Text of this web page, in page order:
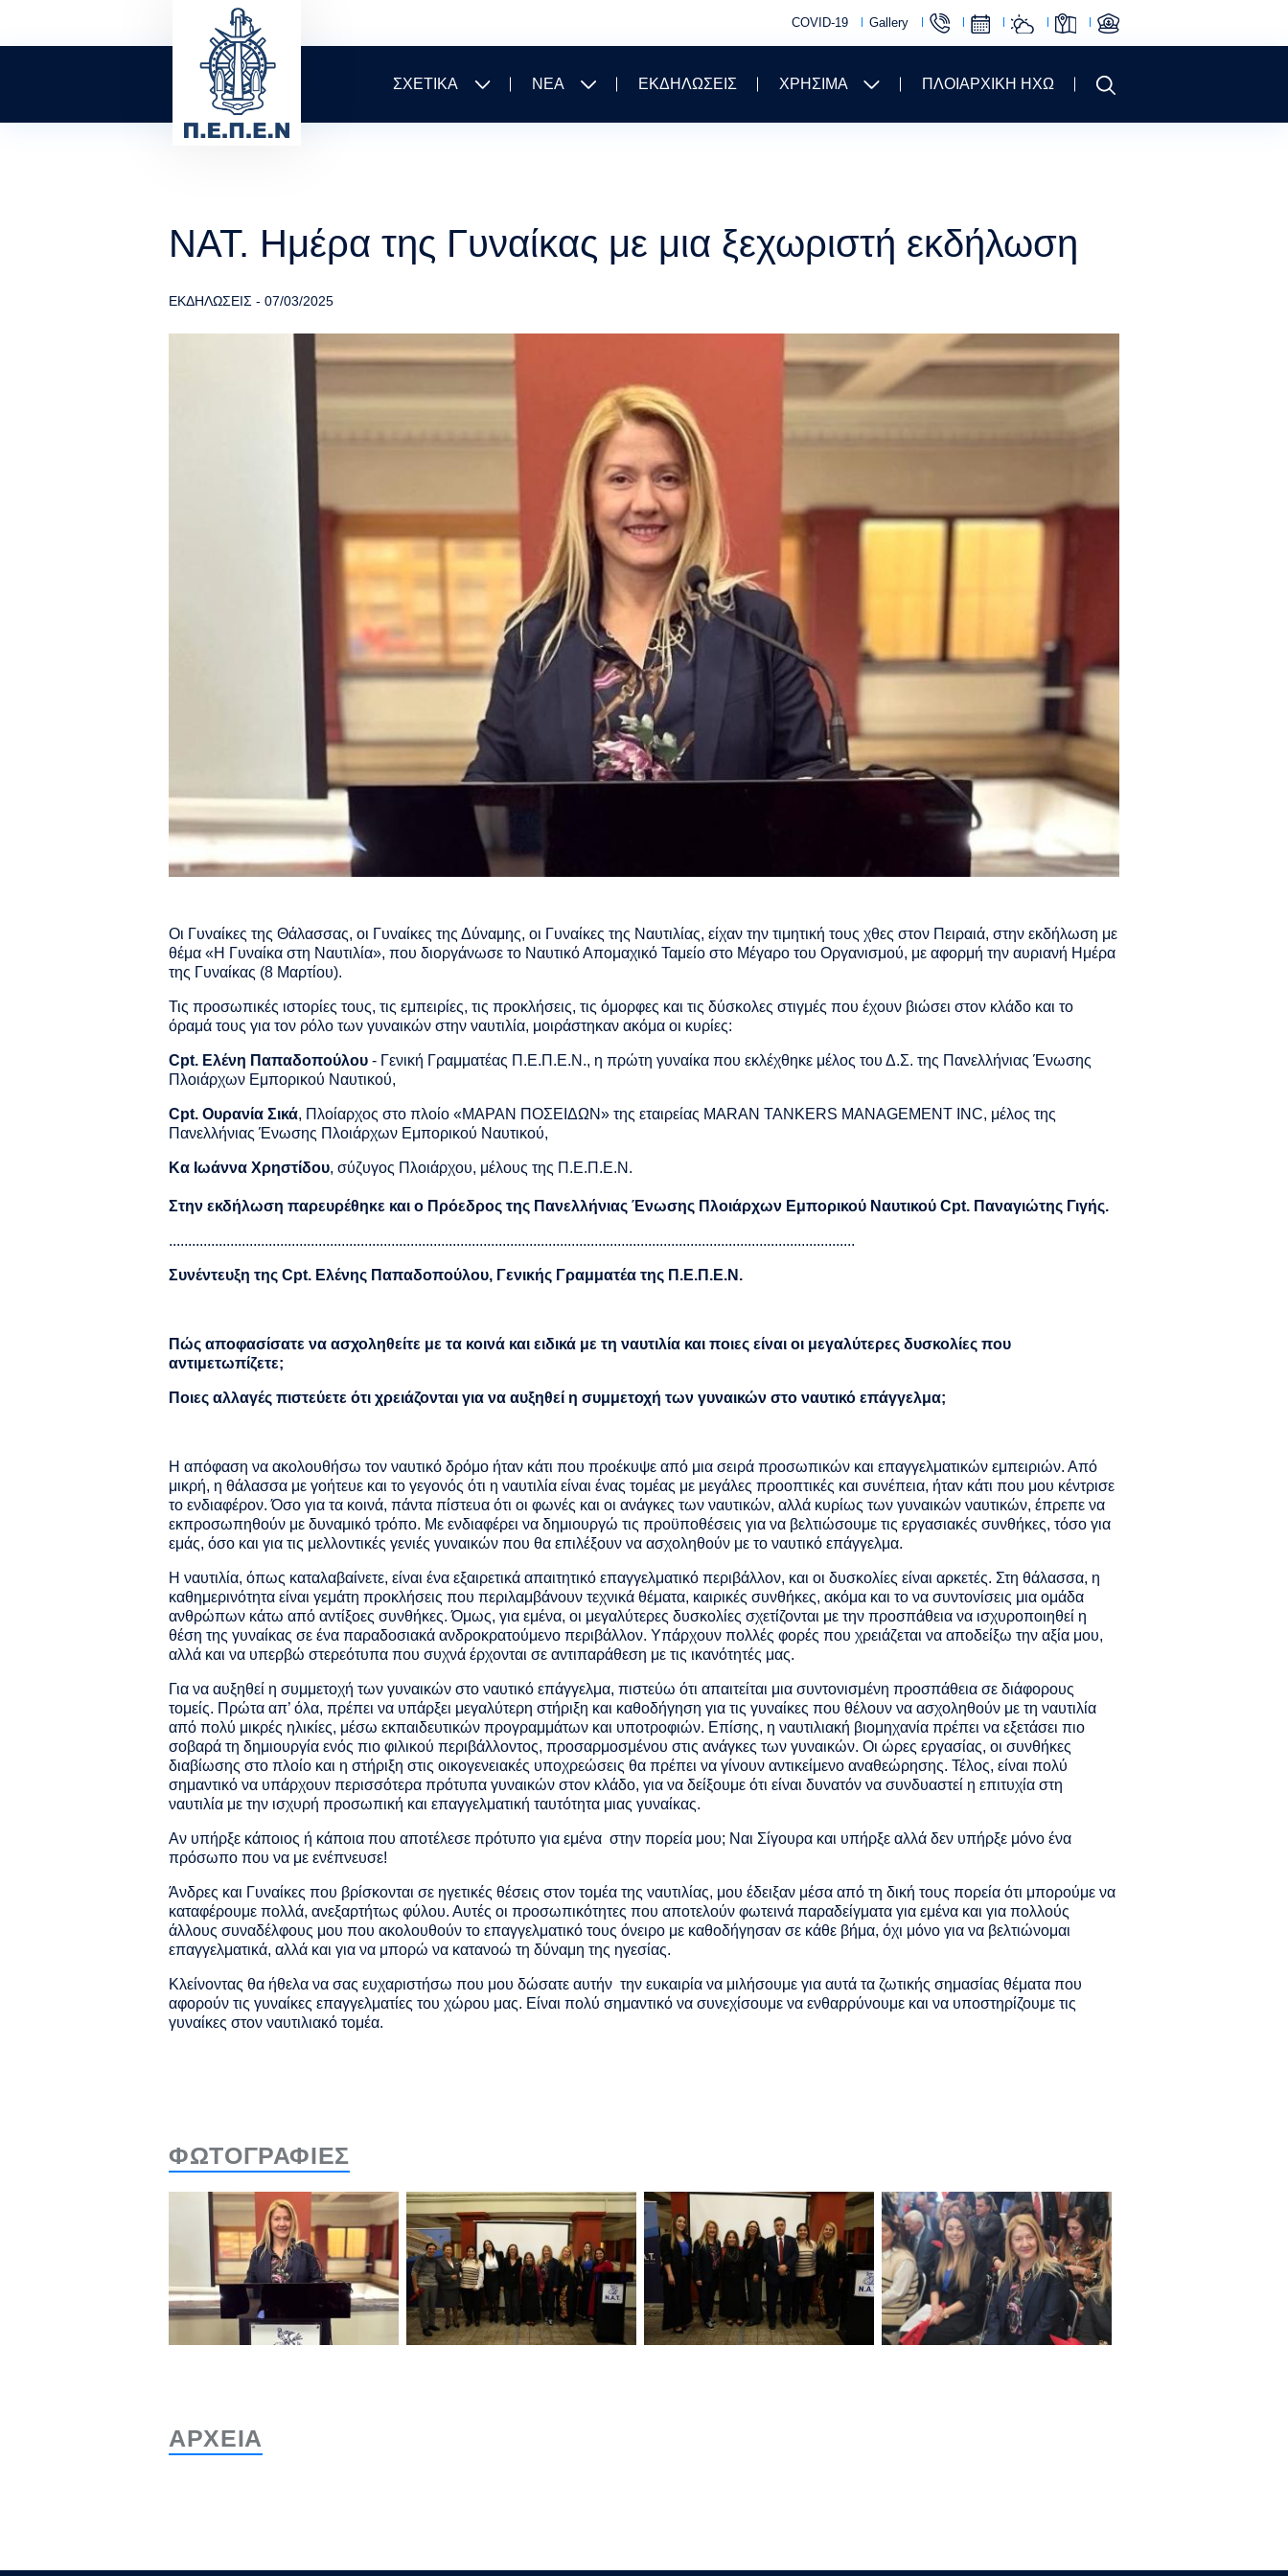
COVID-19 Gallery
ΣΧΕΤΙΚΑ ΝΕΑ ΕΚΔΗΛΩΣΕΙΣ ΧΡΗΣΙΜΑ ΠΛΟΙΑΡΧΙΚΗ ΗΧΩ
ΝΑΤ. Ημέρα της Γυναίκας με μια ξεχωριστή εκδήλωση
ΕΚΔΗΛΩΣΕΙΣ - 07/03/2025
Οι Γυναίκες της Θάλασσας, οι Γυναίκες της Δύναμης, οι Γυναίκες της Ναυτιλίας, είχαν την τιμητική τους χθες στον Πειραιά, στην εκδήλωση με
θέμα «Η Γυναίκα στη Ναυτιλία», που διοργάνωσε το Ναυτικό Απομαχικό Ταμείο στο Μέγαρο του Οργανισμού, με αφορμή την αυριανή Ημέρα
της Γυναίκας (8 Μαρτίου).
Τις προσωπικές ιστορίες τους, τις εμπειρίες, τις προκλήσεις, τις όμορφες και τις δύσκολες στιγμές που έχουν βιώσει στον κλάδο και το
όραμά τους για τον ρόλο των γυναικών στην ναυτιλία, μοιράστηκαν ακόμα οι κυρίες:
Cpt. Ελένη Παπαδοπούλου - Γενική Γραμματέας Π.Ε.Π.Ε.Ν., η πρώτη γυναίκα που εκλέχθηκε μέλος του Δ.Σ. της Πανελλήνιας Ένωσης
Πλοιάρχων Εμπορικού Ναυτικού,
Cpt. Ουρανία Σικά, Πλοίαρχος στο πλοίο «ΜΑΡΑΝ ΠΟΣΕΙΔΩΝ» της εταιρείας MARAN TANKERS MANAGEMENT INC, μέλος της
Πανελλήνιας Ένωσης Πλοιάρχων Εμπορικού Ναυτικού,
Κα Ιωάννα Χρηστίδου, σύζυγος Πλοιάρχου, μέλους της Π.Ε.Π.Ε.Ν.
Στην εκδήλωση παρευρέθηκε και ο Πρόεδρος της Πανελλήνιας Ένωσης Πλοιάρχων Εμπορικού Ναυτικού Cpt. Παναγιώτης Γιγής.
...................................................................................................................................................................................
Συνέντευξη της Cpt. Ελένης Παπαδοπούλου, Γενικής Γραμματέα της Π.Ε.Π.Ε.Ν.
Πώς αποφασίσατε να ασχοληθείτε με τα κοινά και ειδικά με τη ναυτιλία και ποιες είναι οι μεγαλύτερες δυσκολίες που
αντιμετωπίζετε;
Ποιες αλλαγές πιστεύετε ότι χρειάζονται για να αυξηθεί η συμμετοχή των γυναικών στο ναυτικό επάγγελμα;
Η απόφαση να ακολουθήσω τον ναυτικό δρόμο ήταν κάτι που προέκυψε από μια σειρά προσωπικών και επαγγελματικών εμπειριών. Από
μικρή, η θάλασσα με γοήτευε και το γεγονός ότι η ναυτιλία είναι ένας τομέας με μεγάλες προοπτικές και συνέπεια, ήταν κάτι που μου κέντρισε
το ενδιαφέρον. Όσο για τα κοινά, πάντα πίστευα ότι οι φωνές και οι ανάγκες των ναυτικών, αλλά κυρίως των γυναικών ναυτικών, έπρεπε να
εκπροσωπηθούν με δυναμικό τρόπο. Με ενδιαφέρει να δημιουργώ τις προϋποθέσεις για να βελτιώσουμε τις εργασιακές συνθήκες, τόσο για
εμάς, όσο και για τις μελλοντικές γενιές γυναικών που θα επιλέξουν να ασχοληθούν με το ναυτικό επάγγελμα.
Η ναυτιλία, όπως καταλαβαίνετε, είναι ένα εξαιρετικά απαιτητικό επαγγελματικό περιβάλλον, και οι δυσκολίες είναι αρκετές. Στη θάλασσα, η
καθημερινότητα είναι γεμάτη προκλήσεις που περιλαμβάνουν τεχνικά θέματα, καιρικές συνθήκες, ακόμα και το να συντονίσεις μια ομάδα
ανθρώπων κάτω από αντίξοες συνθήκες. Όμως, για εμένα, οι μεγαλύτερες δυσκολίες σχετίζονται με την προσπάθεια να ισχυροποιηθεί η
θέση της γυναίκας σε ένα παραδοσιακά ανδροκρατούμενο περιβάλλον. Υπάρχουν πολλές φορές που χρειάζεται να αποδείξω την αξία μου,
αλλά και να υπερβώ στερεότυπα που συχνά έρχονται σε αντιπαράθεση με τις ικανότητές μας.
Για να αυξηθεί η συμμετοχή των γυναικών στο ναυτικό επάγγελμα, πιστεύω ότι απαιτείται μια συντονισμένη προσπάθεια σε διάφορους
τομείς. Πρώτα απ’ όλα, πρέπει να υπάρξει μεγαλύτερη στήριξη και καθοδήγηση για τις γυναίκες που θέλουν να ασχοληθούν με τη ναυτιλία
από πολύ μικρές ηλικίες, μέσω εκπαιδευτικών προγραμμάτων και υποτροφιών. Επίσης, η ναυτιλιακή βιομηχανία πρέπει να εξετάσει πιο
σοβαρά τη δημιουργία ενός πιο φιλικού περιβάλλοντος, προσαρμοσμένου στις ανάγκες των γυναικών. Οι ώρες εργασίας, οι συνθήκες
διαβίωσης στο πλοίο και η στήριξη στις οικογενειακές υποχρεώσεις θα πρέπει να γίνουν αντικείμενο αναθεώρησης. Τέλος, είναι πολύ
σημαντικό να υπάρχουν περισσότερα πρότυπα γυναικών στον κλάδο, για να δείξουμε ότι είναι δυνατόν να συνδυαστεί η επιτυχία στη
ναυτιλία με την ισχυρή προσωπική και επαγγελματική ταυτότητα μιας γυναίκας.
Αν υπήρξε κάποιος ή κάποια που αποτέλεσε πρότυπο για εμένα στην πορεία μου; Ναι Σίγουρα και υπήρξε αλλά δεν υπήρξε μόνο ένα
πρόσωπο που να με ενέπνευσε!
Άνδρες και Γυναίκες που βρίσκονται σε ηγετικές θέσεις στον τομέα της ναυτιλίας, μου έδειξαν μέσα από τη δική τους πορεία ότι μπορούμε να
καταφέρουμε πολλά, ανεξαρτήτως φύλου. Αυτές οι προσωπικότητες που αποτελούν φωτεινά παραδείγματα για εμένα και για πολλούς
άλλους συναδέλφους μου που ακολουθούν το επαγγελματικό τους όνειρο με καθοδήγησαν σε κάθε βήμα, όχι μόνο για να βελτιώνομαι
επαγγελματικά, αλλά και για να μπορώ να κατανοώ τη δύναμη της ηγεσίας.
Κλείνοντας θα ήθελα να σας ευχαριστήσω που μου δώσατε αυτήν την ευκαιρία να μιλήσουμε για αυτά τα ζωτικής σημασίας θέματα που
αφορούν τις γυναίκες επαγγελματίες του χώρου μας. Είναι πολύ σημαντικό να συνεχίσουμε να ενθαρρύνουμε και να υποστηρίζουμε τις
γυναίκες στον ναυτιλιακό τομέα.
ΦΩΤΟΓΡΑΦΙΕΣ
ΑΡΧΕΙΑ